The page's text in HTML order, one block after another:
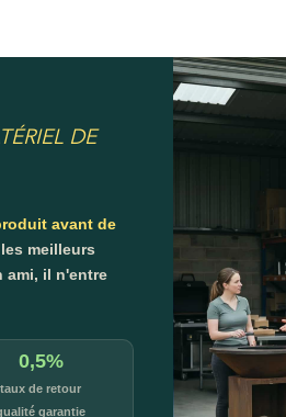
DE
avant de
meilleurs
ami, il n'entre
0,5%
taux de retour
garantie